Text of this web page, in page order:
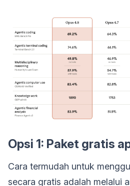
Opsi 1: Paket gratis
Cara termudah untuk
secara gratis adalah melalui